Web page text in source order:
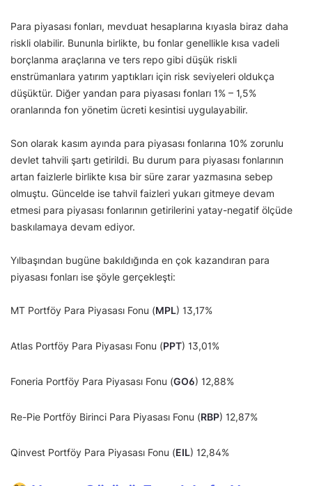
Para piyasası fonları, mevduat hesaplarına kıyasla biraz daha
riskli olabilir. Bununla birlikte, bu fonlar genellikle kısa vadeli
borçlanma araçlarına ve ters repo gibi düşük riskli
enstrümanlara yatırım yaptıkları için risk seviyeleri oldukça
düşüktür. Diğer yandan para piyasası fonları 1% – 1,5%
oranlarında fon yönetim ücreti kesintisi uygulayabilir.
Son olarak kasım ayında para piyasası fonlarına 10% zorunlu
devlet tahvili şartı getirildi. Bu durum para piyasası fonlarının
artan faizlerle birlikte kısa bir süre zarar yazmasına sebep
olmuştu. Güncelde ise tahvil faizleri yukarı gitmeye devam
etmesi para piyasası fonlarının getirilerini yatay-negatif ölçüde
baskılamaya devam ediyor.
Yılbaşından bugüne bakıldığında en çok kazandıran para
piyasası fonları ise şöyle gerçekleşti:
MT Portföy Para Piyasası Fonu (MPL) 13,17%
Atlas Portföy Para Piyasası Fonu (PPT) 13,01%
Foneria Portföy Para Piyasası Fonu (GO6) 12,88%
Re-Pie Portföy Birinci Para Piyasası Fonu (RBP) 12,87%
Qinvest Portföy Para Piyasası Fonu (EIL) 12,84%